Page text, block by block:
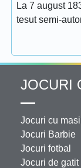
La 7 august
tesut semi-
JOCURI
Jocuri cu
Jocuri Barbie
Jocuri fotbal
Jocuri de gatit